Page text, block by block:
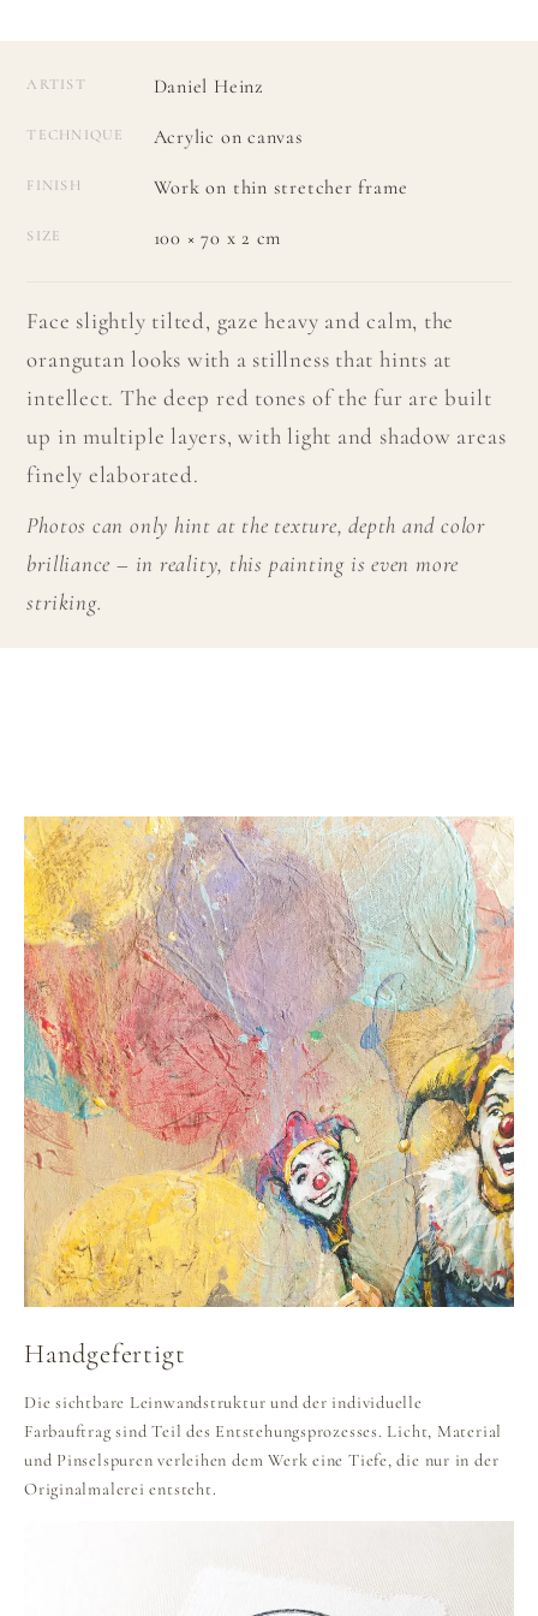
ARTIST Daniel Heinz
TECHNIQUE Acrylic on canvas
FINISH Work on thin stretcher frame
SIZE 100 × 70 x 2 cm
Face slightly tilted, gaze heavy and calm, the
orangutan looks with a stillness that hints at
intellect. The deep red tones of the fur are built
up in multiple layers, with light and shadow areas
finely elaborated.
Photos can only hint at the texture, depth and color
brilliance – in reality, this painting is even more
striking.
Handgefertigt
Die sichtbare Leinwandstruktur und der individuelle
Farbauftrag sind Teil des Entstehungsprozesses. Licht, Material
und Pinselspuren verleihen dem Werk eine Tiefe, die nur in der
Originalmalerei entsteht.